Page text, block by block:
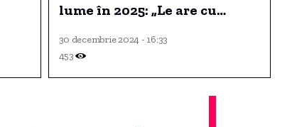
lume în 2025: „Le are cu
30 decembrie 2024 - 16:33
453